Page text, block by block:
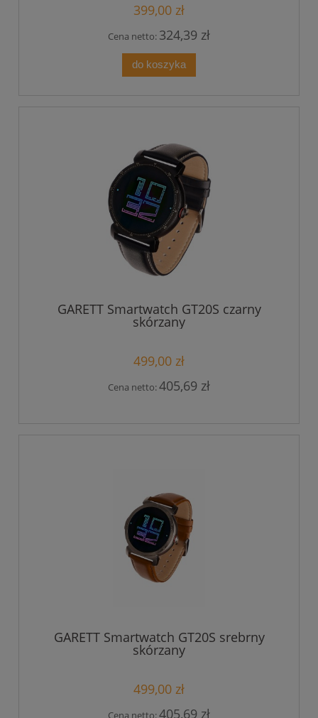
399,00 zł
Cena netto: 324,39 zł
do koszyka
GARETT Smartwatch GT20S czarny
skórzany
499,00 zł
Cena netto:405,69 zł
GARETT Smartwatch GT20S srebrny
skórzany
499,00 zł
405,69 zł